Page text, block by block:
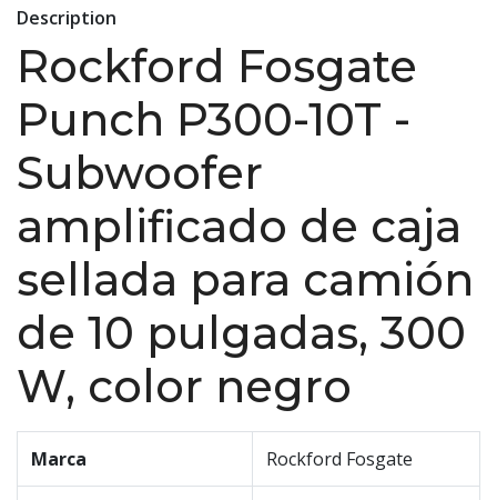
Description
Rockford Fosgate
Punch P300-10T -
Subwoofer
amplificado de caja
sellada para camión
de 10 pulgadas, 300
W, color negro
Marca Rockford Fosgate